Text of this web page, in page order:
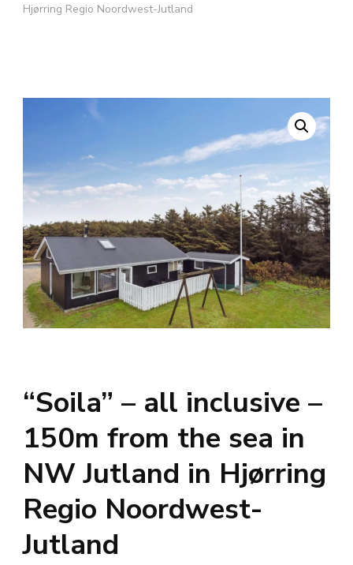
Hjørring Regio Noordwest-Jutland
“Soila” – all inclusive –
150m from the sea in
NW Jutland in Hjørring
Regio Noordwest-
Jutland